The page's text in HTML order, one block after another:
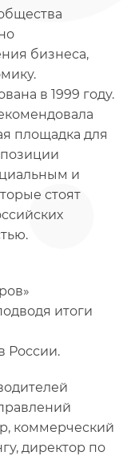
бизнеса,
в 1999 году.
площадка для
и
стоят
итоги
России.
коммерческий
директор по